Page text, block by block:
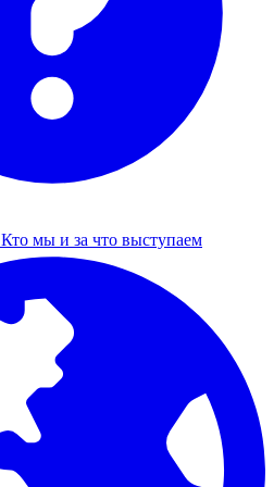
Кто мы и за что выступаем